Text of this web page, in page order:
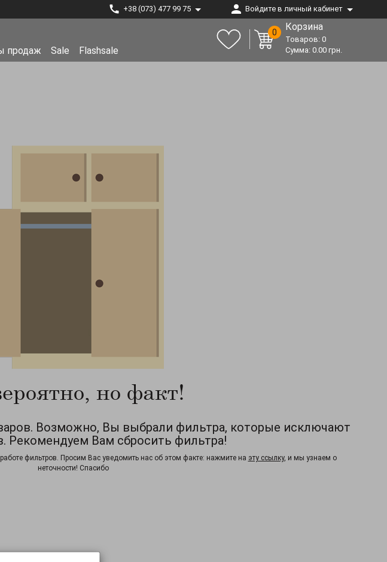
+38 (073) 477 99 75 Войдите в личный кабинет
продаж Sale Flashsale
0 Корзина
Товаров: 0
Сумма: 0.00 грн.
но факт!
Возможно, Вы выбрали фильтра, которые исключают
Рекомендуем Вам сбросить фильтра!
фильтров. Просим Вас уведомить нас об этом факте: нажмите на эту ссылку, и мы узнаем о
неточности! Спасибо